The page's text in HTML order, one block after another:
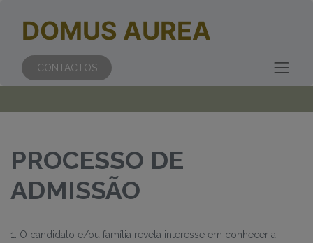
DOMUS AUREA
CONTACTOS
PROCESSO DE
ADMISSÃO
1. O candidato e/ou família revela interesse em conhecer a